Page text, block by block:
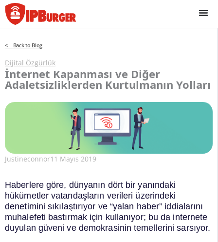
İçeriğe
geç
< Back to Blog
Dijital Özgürlük
İnternet Kapanması ve Diğer
Adaletsizliklerden Kurtulmanın Yolları
Justineconnor11 Mayıs 2019
Haberlere göre, dünyanın dört bir yanındaki
hükümetler vatandaşların verileri üzerindeki
denetimini sıkılaştırıyor ve “yalan haber” iddialarını
muhalefeti bastırmak için kullanıyor; bu da internete
duyulan güveni ve demokrasinin temellerini sarsıyor.